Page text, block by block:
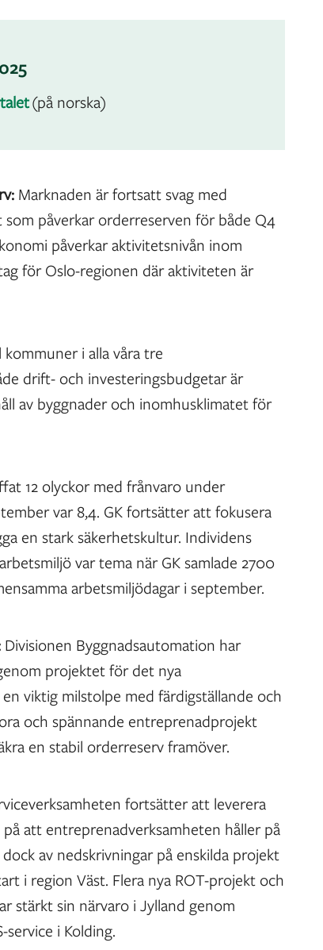
(på norska)
Marknaden är fortsatt svag med
påverkar orderreserven för både Q4
påverkar aktivitetsnivån inom
för Oslo-regionen där aktiviteten är
i alla våra tre
drift- och investeringsbudgetar är
av byggnader och inomhusklimatet för
12 olyckor med frånvaro under
var 8,4. GK fortsätter att fokusera
en stark säkerhetskultur. Individens
var tema när GK samlade 2700
arbetsmiljödagar i september.
Divisionen Byggnadsautomation har
projektet för det nya
viktig milstolpe med färdigställande och
och spännande entreprenadprojekt
en stabil orderreserv framöver.
fortsätter att leverera
att entreprenadverksamheten håller på
av nedskrivningar på enskilda projekt
i region Väst. Flera nya ROT-projekt och
stärkt sin närvaro i Jylland genom
service i Kolding.